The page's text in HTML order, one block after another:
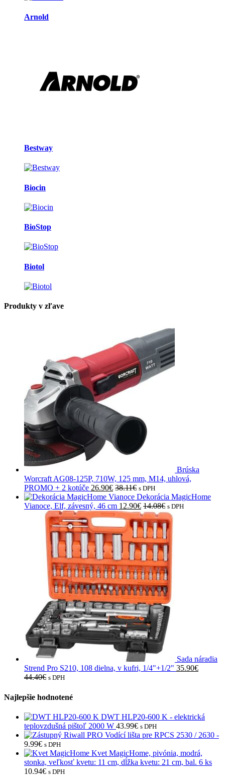
Arnold
Bestway
Biocin
BioStop
Biotol
Produkty v zľave
Brúska
Worcraft AG08-125P, 710W, 125 mm, M14, uhlová,
PROMO + 2 kotúče 26.90€ 38.11€ s DPH
Dekorácia MagicHome
Vianoce, Elf, závesný, 46 cm 12.90€ 14.08€ s DPH
Sada náradia
Strend Pro S210, 108 dielna, v kufri, 1/4"+1/2" 35.90€
44.40€ s DPH
Najlepšie hodnotené
DWT HLP20-600 K - elektrická
teplovzdušná pištoľ 2000 W 43.99€ s DPH
Riwall PRO Vodící lišta pre RPCS 2530 / 2630 -
9.99€ s DPH
Kvet MagicHome, pivónia, modrá,
stonka, veľkosť kvetu: 11 cm, dĺžka kvetu: 21 cm, bal. 6 ks
10.94€ s DPH